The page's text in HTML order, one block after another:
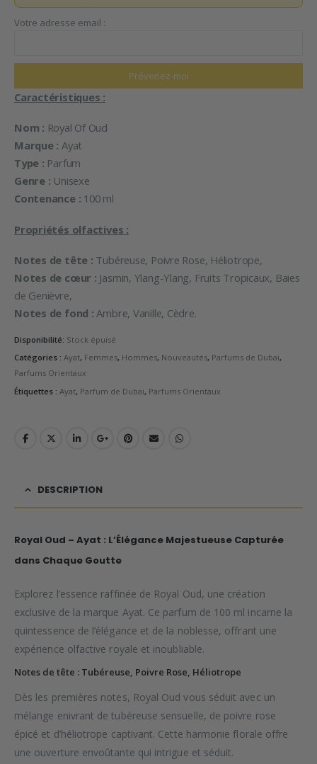
Votre adresse email :
Caractéristiques :
Nom : Royal Of Oud
Marque : Ayat
Type : Parfum
Genre : Unisexe
Contenance : 100 ml
Propriétés olfactives :
Notes de tête : Tubéreuse, Poivre Rose, Héliotrope,
Notes de cœur : Jasmin, Ylang-Ylang, Fruits Tropicaux, Baies
de Genièvre,
Notes de fond : Ambre, Vanille, Cèdre.
Disponibilité: Stock épuisé
Catégories : Ayat, Femmes, Hommes, Nouveautés, Parfums de Dubai,
Parfums Orientaux
Étiquettes : Ayat, Parfum de Dubai, Parfums Orientaux
DESCRIPTION
Royal Oud – Ayat : L’Élégance Majestueuse Capturée
dans Chaque Goutte
Explorez l’essence raffinée de Royal Oud, une création
exclusive de la marque Ayat. Ce parfum de 100 ml incarne la
quintessence de l’élégance et de la noblesse, offrant une
expérience olfactive royale et inoubliable.
Notes de tête : Tubéreuse, Poivre Rose, Héliotrope
Dès les premières notes, Royal Oud vous séduit avec un
mélange enivrant de tubéreuse sensuelle, de poivre rose
épicé et d’héliotrope captivant. Cette harmonie florale offre
une ouverture envoûtante qui intrigue et séduit.